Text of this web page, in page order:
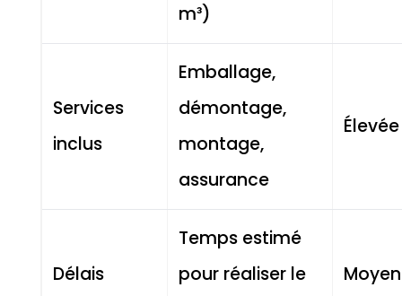
m³)
Services
inclus
Emballage,
démontage,
montage,
assurance
Élevée
Délais
Temps estimé
pour réaliser le